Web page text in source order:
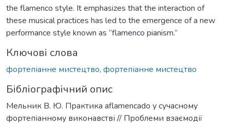
the flamenco style. It emphasizes that the interaction of
these musical practices has led to the emergence of a new
performance style known as “flamenco pianism.”
Ключові слова
фортепіанне мистецтво, фортепіанне мистецтво
Бібліографічний опис
Мельник В. Ю. Практика aflamencado у сучасному
фортепіанному виконавстві // Проблеми взаємодії